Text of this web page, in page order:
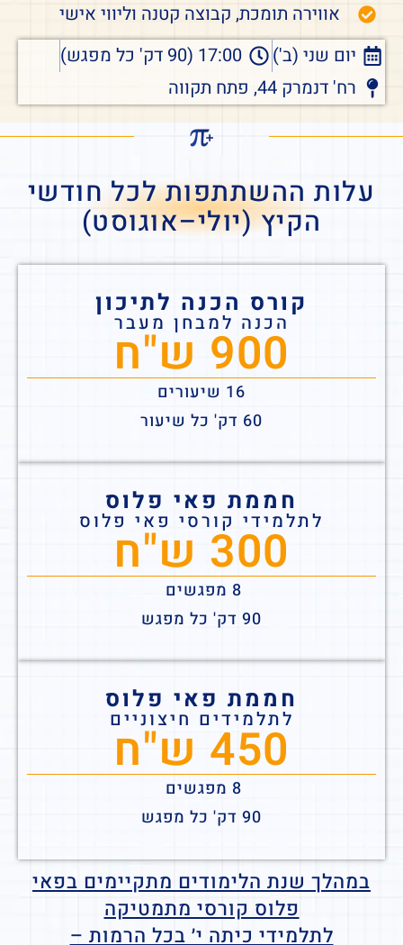
אווירה תומכת, קבוצה קטנה וליווי אישי
יום שני (ב')
17:00 (90 דק' כל מפגש)
רח' דנמרק 44, פתח תקווה
עלות ההשתתפות לכל חודשי
הקיץ (יולי–אוגוסט)
קורס הכנה לתיכון
הכנה למבחן מעבר
900 ש"ח
16 שיעורים
60 דק' כל שיעור
חממת פאי פלוס
לתלמידי קורסי פאי פלוס
300 ש"ח
8 מפגשים
90 דק' כל מפגש
חממת פאי פלוס
לתלמידים חיצוניים
450 ש"ח
8 מפגשים
90 דק' כל מפגש
במהלך שנת הלימודים מתקיימים בפאי
פלוס קורסי מתמטיקה
לתלמידי כיתה י׳ בכל הרמות –